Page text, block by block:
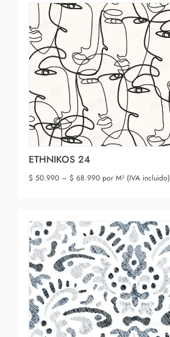
ETHNIKOS 24
$50.990 – $68.990por M² (IVA incluido)